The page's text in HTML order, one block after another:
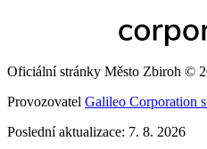
Oficiální stránky Město Zbiroh ©
Provozovatel Galileo Corporation
Poslední aktualizace: 7. 8. 2026